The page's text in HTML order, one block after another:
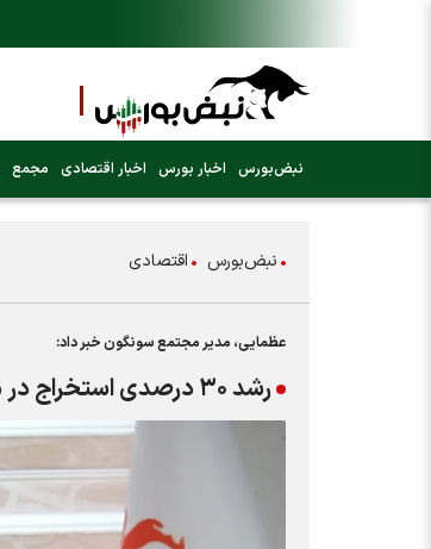
نبض‌بورس اخبار بورس اخبار اقتصادی مجمع
نبض‌بورس اقتصادی
عظمایی، مدیر مجتمع سونگون خبر داد:
رشد ۳۰ درصدی استخراج در مجتمع مس سونگون طی سال ۱۴۰۳